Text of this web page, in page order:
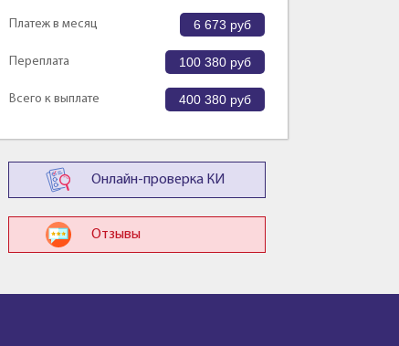
Платеж в месяц 6 673 руб
Переплата 100 380 руб
Всего к выплате 400 380 руб
Онлайн-проверка КИ
Отзывы